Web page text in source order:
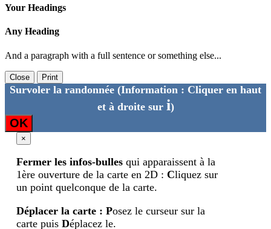
Your Headings
Any Heading
And a paragraph with a full sentence or something else...
Close Print
Survoler la randonnée (Information : Cliquer en haut
et à droite sur i)
OK
×
Fermer les infos-bullesqui apparaissent à la
1ère ouverture de la carte en 2D :Cliquez sur
un point quelconque de la carte.
Déplacer la carte : Posez le curseur sur la
carte puisDéplacez le.